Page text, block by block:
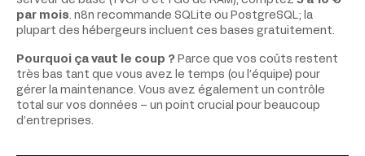
par mois. n8n recommande SQLite ou PostgreSQL ; la
plupart des hébergeurs incluent ces bases gratuitement.
Pourquoi ça vaut le coup ? Parce que vos coûts restent
très bas tant que vous avez le temps (ou l’équipe) pour
gérer la maintenance. Vous avez également un contrôle
total sur vos données – un point crucial pour beaucoup
d’entreprises.